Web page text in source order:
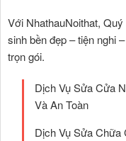
Với NhathauNoithat,
sinh bền đẹp – tiện nghi
trọn gói.
Dịch Vụ Sửa Cửa
Và An Toàn
Dịch Vụ Sửa Chữa